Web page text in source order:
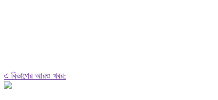
এ বিভাগের আরও খবর: